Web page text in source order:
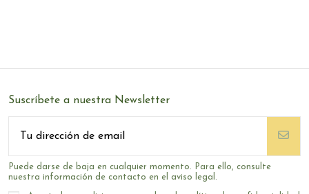
Suscríbete a nuestra Newsletter
Puede darse de baja en cualquier momento. Para ello, consulte
nuestra información de contacto en el aviso legal.